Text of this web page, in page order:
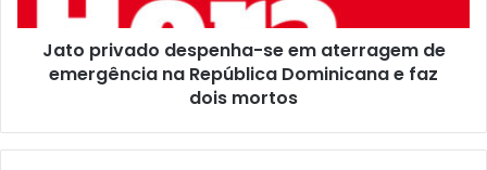
Jato privado despenha-se em aterragem de
emergência na República Dominicana e faz
dois mortos